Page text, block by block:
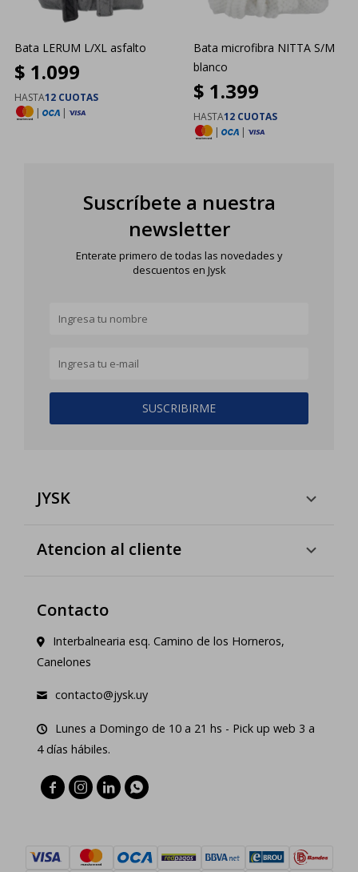
Bata LERUM L/XL asfalto
$ 1.099
HASTA12 CUOTAS
|
|
Bata microfibra NITTA S/M
blanco
$ 1.399
HASTA12 CUOTAS
|
|
Suscríbete a nuestra
newsletter
Enterate primero de todas las novedades y
descuentos en Jysk
SUSCRIBIRME
JYSK
Atencion al cliente
Contacto
Interbalnearia esq. Camino de los Horneros,
Canelones
contacto@jysk.uy
Lunes a Domingo de 10 a 21 hs - Pick up web 3 a
4 días hábiles.
   